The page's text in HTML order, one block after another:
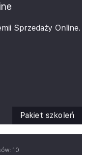
Sprzedaży Online.
Pakiet szkoleń
10